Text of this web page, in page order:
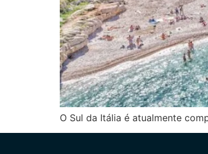
O Sul da Itália é atualmente